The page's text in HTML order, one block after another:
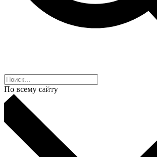
По всему сайту